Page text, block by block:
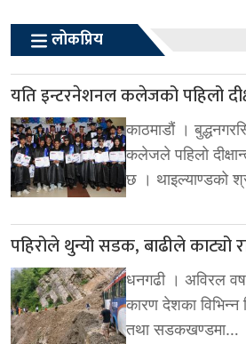
लोकप्रिय
यति इन्टरनेशनल कलेजको पहिलो
काठमाडौं ।
कलेजले पहिलो
छ । थाइल्याण्डको
पहिरोले थुन्यो सडक, बाढीले काट्यो
धनगढी । अविरल
कारण देशका विभिन्न
तथा सडकखण्डमा…